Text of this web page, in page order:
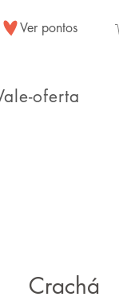
Ver pontos
oferta
Crachá